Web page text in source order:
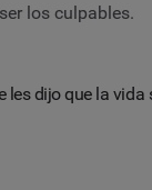
los culpables.
dijo que la vida